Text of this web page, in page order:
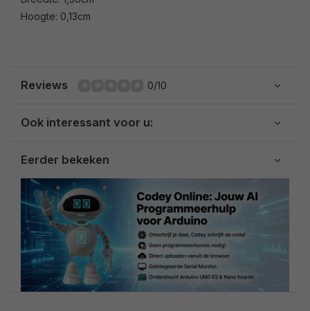
Hoogte: 0,13cm
Reviews 0/10
Ook interessant voor u:
Eerder bekeken